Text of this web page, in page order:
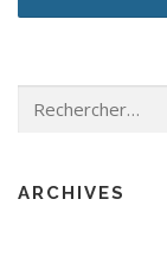
ARCHIVES